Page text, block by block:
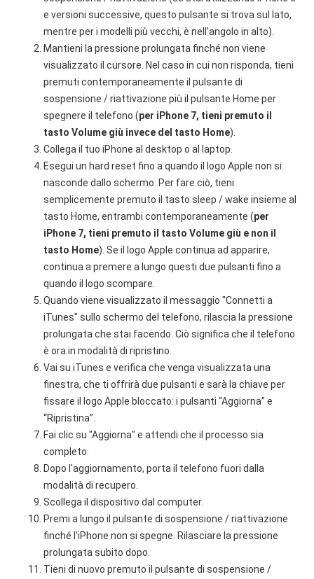
e versioni successive, questo pulsante si trova sul lato,
mentre per i modelli più vecchi, è nell'angolo in alto).
Mantieni la pressione prolungata finché non viene
visualizzato il cursore. Nel caso in cui non risponda, tieni
premuti contemporaneamente il pulsante di
sospensione / riattivazione più il pulsante Home per
spegnere il telefono (per iPhone 7, tieni premuto il
tasto Volume giù invece del tasto Home).
Collega il tuo iPhone al desktop o al laptop.
Esegui un hard reset fino a quando il logo Apple non si
nasconde dallo schermo. Per fare ciò, tieni
semplicemente premuto il tasto sleep / wake insieme al
tasto Home, entrambi contemporaneamente (per
iPhone 7, tieni premuto il tasto Volume giù e non il
tasto Home). Se il logo Apple continua ad apparire,
continua a premere a lungo questi due pulsanti fino a
quando il logo scompare.
Quando viene visualizzato il messaggio "Connetti a
iTunes" sullo schermo del telefono, rilascia la pressione
prolungata che stai facendo. Ciò significa che il telefono
è ora in modalità di ripristino.
Vai su iTunes e verifica che venga visualizzata una
finestra, che ti offrirà due pulsanti e sarà la chiave per
fissare il logo Apple bloccato: i pulsanti “Aggiorna” e
“Ripristina”.
Fai clic su "Aggiorna" e attendi che il processo sia
completo.
Dopo l'aggiornamento, porta il telefono fuori dalla
modalità di recupero.
Scollega il dispositivo dal computer.
Premi a lungo il pulsante di sospensione / riattivazione
finché l'iPhone non si spegne. Rilasciare la pressione
prolungata subito dopo.
Tieni di nuovo premuto il pulsante di sospensione /